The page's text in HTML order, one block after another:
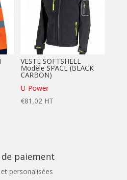
VESTE SOFTSHELL
Modèle SPACE (BLACK
CARBON)
U-Power
€81,02 HT
paiement
personalisées